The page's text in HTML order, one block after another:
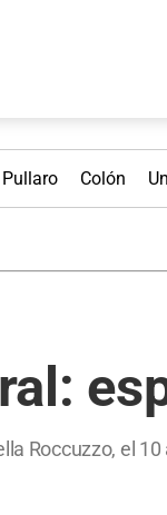
Colón
Roccuzzo, el